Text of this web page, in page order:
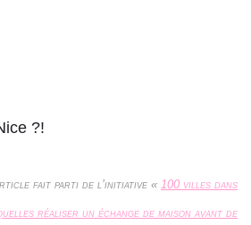
?!
fait parti de l’initiative « 100 villes dans
réaliser un échange de maison avant de